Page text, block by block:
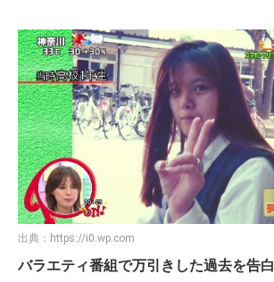
出典： https://i0.wp.com
バラエティ番組で万引きした過去を告白